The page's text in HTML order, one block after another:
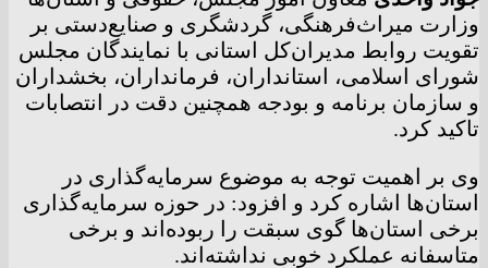
وزارت میراث‌فرهنگی، گردشگری و صنایع‌دستی بر
تقویت روابط مدیران‌کل استانی با نمایندگان مجلس
شورای اسلامی، استانداران، فرمانداران، بخشداران
و سازمان برنامه و بودجه همچنین دقت در انتصابات
تاکید کرد.
وی بر اهمیت توجه به موضوع سرمایه‌گذاری در
استان‌ها اشاره کرد و افزود: در حوزه سرمایه‌گذاری
برخی استان‌ها گوی سبقت را ربوده‌اند و برخی
متاسفانه عملکرد خوبی نداشته‌اند.